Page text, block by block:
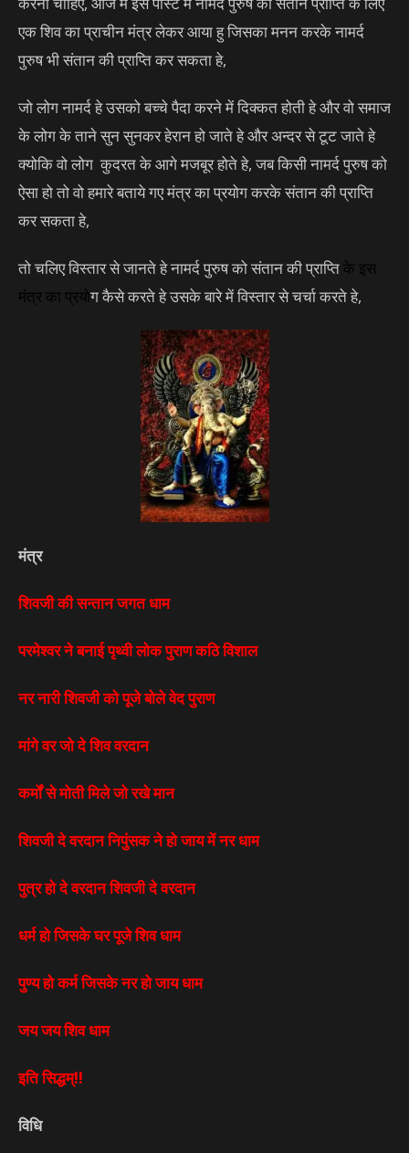
एक शिव का प्राचीन मंत्र लेकर आया हु जिसका मनन करके नामर्द
पुरुष भी संतान की प्राप्ति कर सकता हे,
जो लोग नामर्द हे उसको बच्चे पैदा करने में दिक्कत होती हे और वो समाज
के लोग के ताने सुन सुनकर हेरान हो जाते हे और अन्दर से टूट जाते हे
क्योकि वो लोग कुदरत के आगे मजबूर होते हे, जब किसी नामर्द पुरुष को
ऐसा हो तो वो हमारे बताये गए मंत्र का प्रयोग करके संतान की प्राप्ति
कर सकता हे,
तो चलिए विस्तार से जानते हे नामर्द पुरुष को संतान की प्राप्ति के इस
मंत्र का प्रयोग कैसे करते हे उसके बारे में विस्तार से चर्चा करते हे,
मंत्र
शिवजी की सन्तान जगत धाम
परमेश्वर ने बनाई पृथ्वी लोक पुराण कठि विशाल
नर नारी शिवजी को पूजे बोले वेद पुराण
मांगे वर जो दे शिव वरदान
कर्मों से मोती मिले जो रखे मान
शिवजी दे वरदान निपुंसक ने हो जाय में नर धाम
पुत्र हो दे वरदान शिवजी दे वरदान
धर्म हो जिसके घर पूजे शिव धाम
पुण्य हो कर्म जिसके नर हो जाय धाम
जय जय शिव धाम
इति सिद्धम्!!
विधि